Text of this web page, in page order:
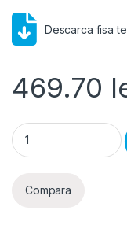
Descarca fisa
469.70
PRO LED- Corp
Compara